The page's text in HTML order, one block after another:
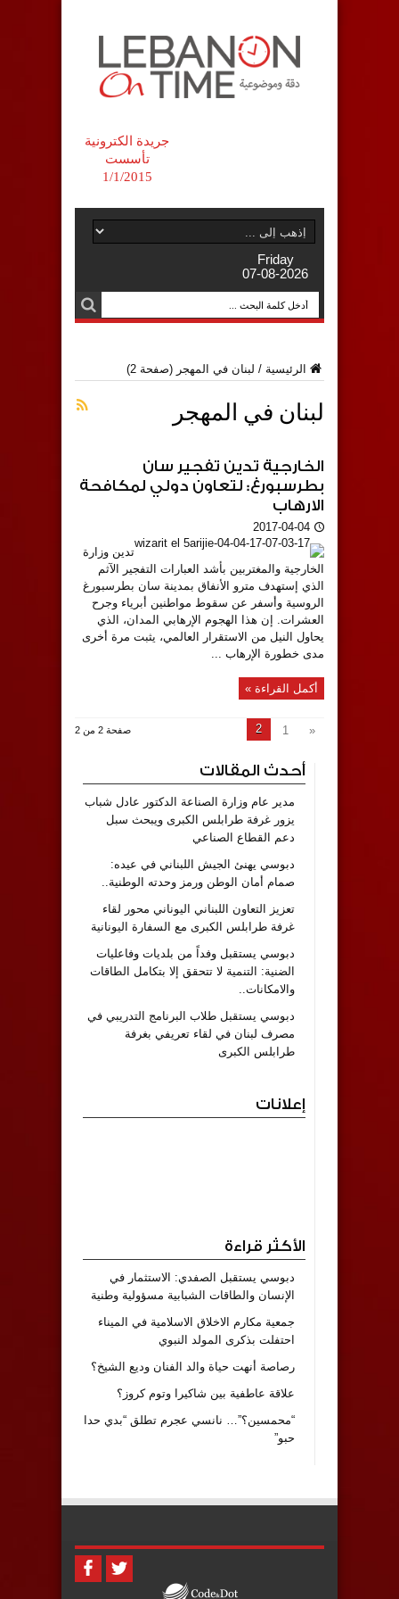
جريدة الكترونية
تأسست
1/1/2015
Friday
07-08-2026
الرئيسية / لبنان في المهجر (صفحة 2)
لبنان في المهجر
الخارجية تدين تفجير سان
بطرسبورغ: لتعاون دولي لمكافحة
الارهاب
2017-04-04
تدين وزارة
الخارجية والمغتربين بأشد العبارات التفجير الآثم
الذي إستهدف مترو الأنفاق بمدينة سان بطرسبورغ
الروسية وأسفر عن سقوط مواطنين أبرياء وجرح
العشرات. إن هذا الهجوم الإرهابي المدان، الذي
يحاول النيل من الاستقرار العالمي، يثبت مرة أخرى
مدى خطورة الإرهاب ...
أكمل القراءة »
صفحة 2 من 2 «
1
2
أحدث المقالات
مدير عام وزارة الصناعة الدكتور عادل شباب
يزور غرفة طرابلس الكبرى ويبحث سبل
دعم القطاع الصناعي
دبوسي يهنئ الجيش اللبناني في عيده:
صمام أمان الوطن ورمز وحدته الوطنية..
تعزيز التعاون اللبناني اليوناني محور لقاء
غرفة طرابلس الكبرى مع السفارة اليونانية
دبوسي يستقبل وفداً من بلديات وفاعليات
الضنية: التنمية لا تتحقق إلا بتكامل الطاقات
والامكانات..
دبوسي يستقبل طلاب البرنامج التدريبي في
مصرف لبنان في لقاء تعريفي بغرفة
طرابلس الكبرى
إعلانات
الأكثر قراءة
دبوسي يستقبل الصفدي: الاستثمار في
الإنسان والطاقات الشبابية مسؤولية وطنية
جمعية مكارم الاخلاق الاسلامية في الميناء
احتفلت بذكرى المولد النبوي
رصاصة أنهت حياة والد الفنان وديع الشيخ؟
علاقة عاطفية بين شاكيرا وتوم كروز؟
“محمسين؟”… نانسي عجرم تطلق “بدي حدا
حبو”